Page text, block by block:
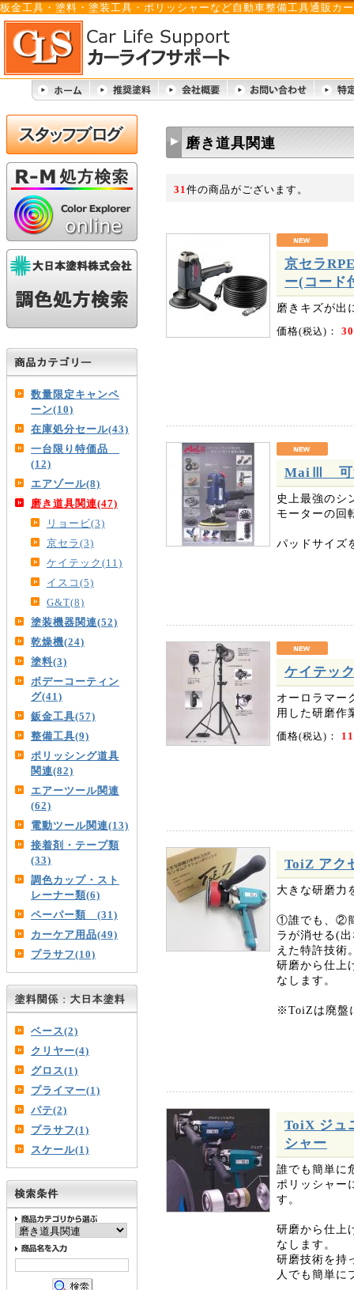
板金工具・塗料・塗装工具・ポリッシャーなど自動車整備工具通販カ
数量限定キャンペ
ーン(10)
在庫処分セール(43)
一台限り特価品
(12)
エアゾール(8)
磨き道具関連(47)
リョービ(3)
京セラ(3)
ケイテック(11)
イスコ(5)
G&T(8)
塗装機器関連(52)
乾燥機(24)
塗料(3)
ボデーコーティン
グ(41)
鈑金工具(57)
整備工具(9)
ポリッシング道具
関連(82)
エアーツール関連
(62)
電動ツール関連(13)
接着剤・テープ類
(33)
調色カップ・スト
レーナー類(6)
ペーパー類 (31)
カーケア用品(49)
プラサフ(10)
ベース(2)
クリヤー(4)
グロス(1)
プライマー(1)
パテ(2)
プラサフ(1)
スケール(1)
磨き道具関連
31件の商品がございます。
京セラ
ー(コード
磨きキズが出
価格(税込) ：
MaiⅢ 可
史上最強のシ
モーターの回
パッドサイズ
ケイテッ
オーロラマー
用した研磨作
価格(税込) ：
ToiZ アク
大きな研磨力
①誰でも、②
ラが消せる(
えた特許技術
研磨から仕上
なします。
※ToiZは廃盤
ToiX ジュ
シャー
誰でも簡単に
ポリッシャー
す。
研磨から仕上
なします。
研磨技術を持
人でも簡単に